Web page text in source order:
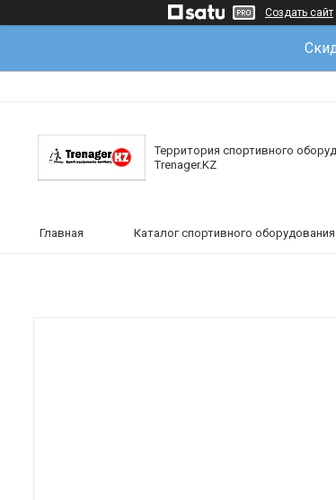
Создать сайт
Территория спортивного
Trenager.KZ
Главная Каталог спортивного оборудования